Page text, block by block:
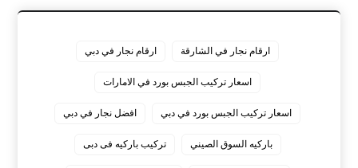
ارقام نجار في الشارقة ارقام نجار في دبي
اسعار تركيب الجبس بورد في الامارات
اسعار تركيب الجبس بورد في دبي افضل نجار في دبي
باركيه السوق الصيني تركيب باركيه فى دبى